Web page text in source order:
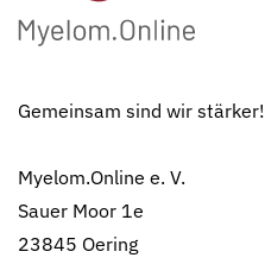
Gemeinsam sind wir stärker!
Myelom.Online e. V.
Sauer Moor 1e
23845 Oering